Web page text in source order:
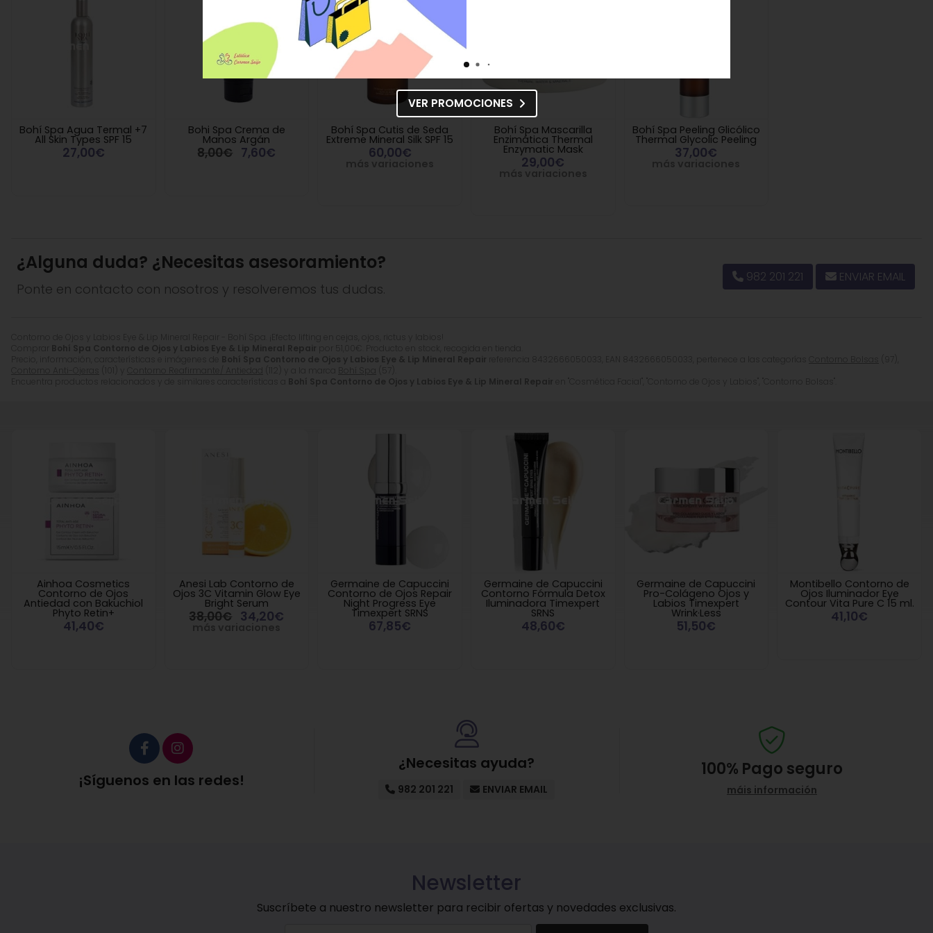
Bohí Spa Agua Termal +7
All Skin Types SPF 15
27,00€
Bohi Spa Crema de
Manos Argán
8,00€ 7,60€
Bohí Spa Cutis de Seda
Extreme Mineral Silk SPF 15
60,00€
Bohí Spa Mascarilla
Enzimática Thermal
Enzymatic Mask
29,00€
Bohí Spa Peeling Glicólico
Thermal Glycolic Peeling
37,00€
¿Alguna duda? ¿Necesitas asesoramiento?
Ponte en contacto con nosotros y resolveremos tus dudas.
982 201 221 ENVIAR EMAIL
Ainhoa Cosmetics
Contorno de Ojos
Antiedad con Bakuchiol
Phyto Retin+
41,40€
Anesi Lab Contorno de
Ojos 3C Vitamin Glow Eye
Bright Serum
38,00€ 34,20€
Germaine de Capuccini
Contorno de Ojos Repair
Night Progress Eye
Timexpert SRNS
67,85€
Germaine de Capuccini
Contorno Fórmula Detox
Iluminadora Timexpert
SRNS
48,60€
Germaine de Capuccini
Pro-Colágeno Ojos y
Labios Timexpert
Wrink·Less
51,50€
Montibello Contorno de
Ojos Iluminador Eye
Contour Vita Pure C 15 ml.
41,10€
¡Síguenos en las redes!
¿Necesitas ayuda?
982 201 221 ENVIAR EMAIL
100% Pago seguro
máis información
Newsletter
Suscríbete a nuestro newsletter para recibir ofertas y novedades exclusivas.
VER PROMOCIONES